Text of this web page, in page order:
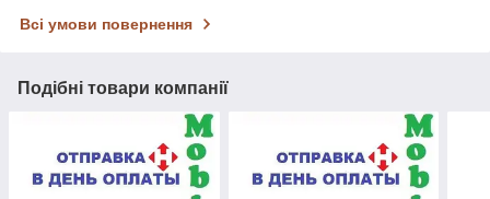
Всі умови повернення
Подібні товари компанії